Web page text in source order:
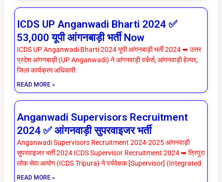
ICDS UP Anganwadi Bharti 2024 ✅
53,000 यूपी आंगनबाड़ी भर्ती Now
ICDS UP Anganwadi Bharti 2024 यूपी आंगनबाड़ी भर्ती 2024 ➥ उत्तर
प्रदेश आंगनबाड़ी (UP Anganwadi) ने आंगनवाड़ी वर्कर्स, आंगनवाड़ी हेल्पर,
जिला कार्यक्रम अधिकारी
READ MORE »
Anganwadi Supervisors Recruitment
2024 ✅ आंगनवाड़ी सुपरवाइजर भर्ती
Anganwadi Supervisors Recruitment 2024-2025 आंगनवाड़ी
सुपरवाइजर भर्ती 2024 ICDS Supervisor Recruitment 2024 ➥ त्रिपुरा
लोक सेवा आयोग (ICDS Tripura) ने पर्यवेक्षक [Supervisor] (Integrated
READ MORE »